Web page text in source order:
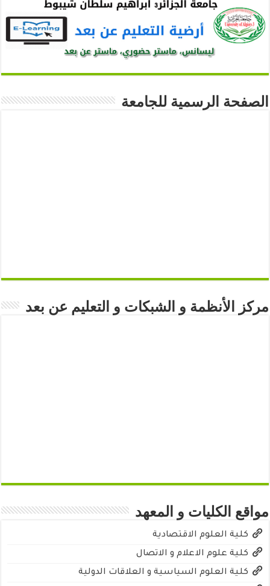
الصفحة الرسمية للجامعة
مركز الأنظمة و الشبكات و التعليم عن بعد
مواقع الكليات و المعهد
كلية العلوم الاقتصادية
كلية علوم الاعلام و الاتصال
كلية العلوم السياسية و العلاقات الدولية